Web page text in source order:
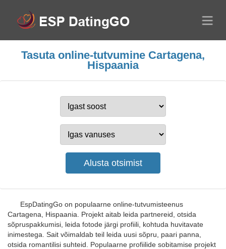
Tasuta online-tutvumine Cartagena,
Hispaania
EspDatingGo on populaarne online-tutvumisteenus
Cartagena, Hispaania. Projekt aitab leida partnereid, otsida
sõpruspakkumisi, leida fotode järgi profiili, kohtuda huvitavate
inimestega. Sait võimaldab teil leida uusi sõpru, paari panna,
otsida romantilisi suhteid. Populaarne profiilide sobitamise projekt